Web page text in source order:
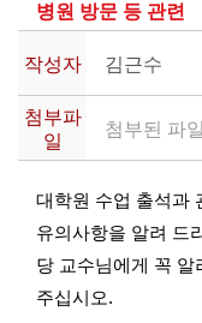
구/
육
산
학
리
병원 방문 등 관련
작성자 김근수
첨부파
일
첨부된 파
대학원 수업 출석과
유의사항을 알려 드
당 교수님에게 꼭 알
주십시오.